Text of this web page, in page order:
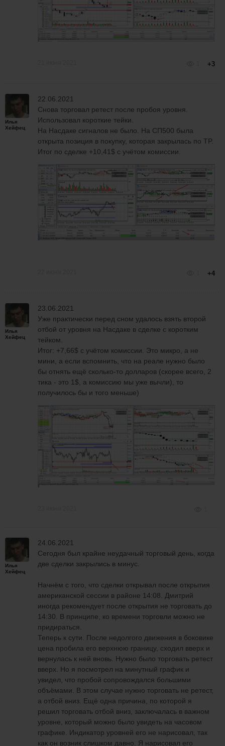
+3
Илья
Хейфец
22.06.2021
Снова торговал ретест после пробоя уровня.
Использовал короткие тейки.
На Насдаке сигналов не было. На СП500 была
открыта позиция в покупку, которая закрылась по TP.
Итог по сделке +10,41$ с учётом комиссии.
+4
Илья
Хейфец
23.06.2021
Уже практически перед сном удалось взять второй
отбой от уровня на Насдаке в сделке с коротким
тейком.
Итог: +7,66$ с учётом комиссии. Это микро, а не
мини, а если вспомнить, что на реале нужно было
бы отнять ещё сколько-то долларов (скорее всего, 2
тика - это 1$, а комиссию мы уже вычли), то
получилось бы и того меньше)
Илья
Хейфец
24.06.2021
Сегодня был крайне неудачный торговый день, когда
две сделки закрылись в минус.
Начнём с того, что сделки открывал после открытия
американской сессии в районе 14:08. Дмитрий
иногда рекомендует после открытия не торговать до
14:30. В принципе, ко времени торговли можно не
придираться.
Теперь к сути. После недолгого движения в боковике
цена пробила его верхнюю границу, сходил вверх и
вернулась к ней вновь. Нужно было торговать ретест
вверх. Но я посмотрел на минутный график и
увидел, что пробой сопровождался большими
объёмами. В этом случае нужно торговать не ретест,
а отбой вниз. Ещё одна причина, по которой я
решил торговать отбой вниз, заключалась в важном
уровне, который можно было увидеть на часовом
графике. Индикатор уровней его не нарисовал, так
как он возник слишком давно. Я нарисовал его